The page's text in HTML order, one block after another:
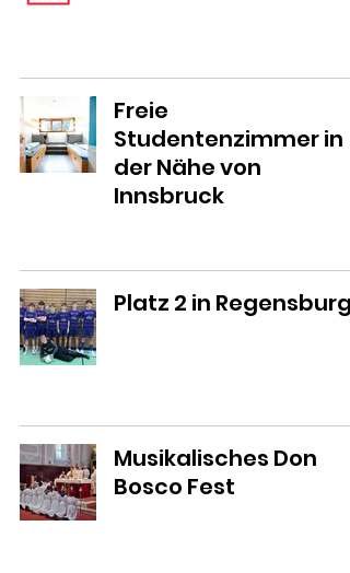
Freie
Studentenzimmer in
der Nähe von
Innsbruck
Platz 2 in Regensburg
Musikalisches Don
Bosco Fest